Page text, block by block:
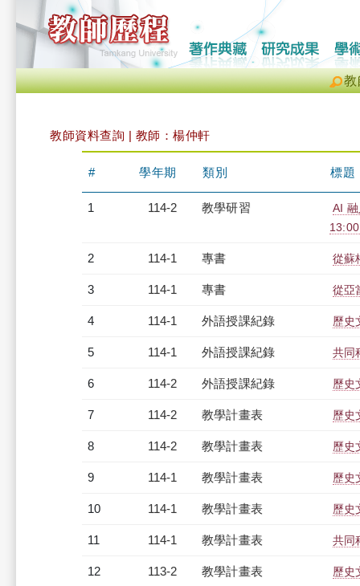
教
教師資料查詢 | 教師：楊仲軒
# 學年期 類別 標題
1 114-2 教學研習
AI
2 114-1 專書 從蘇
3 114-1 專書 從亞
4 114-1 外語授課紀錄 歷史
5 114-1 外語授課紀錄 共同
6 114-2 外語授課紀錄 歷史
7 114-2 教學計畫表 歷史
8 114-2 教學計畫表 歷史
9 114-1 教學計畫表 歷史
10 114-1 教學計畫表 歷史
11 114-1 教學計畫表 共同
12 113-2 教學計畫表 歷史